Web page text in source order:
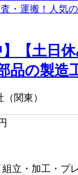
】【土日
品の製造
関東）
立・加工・プ